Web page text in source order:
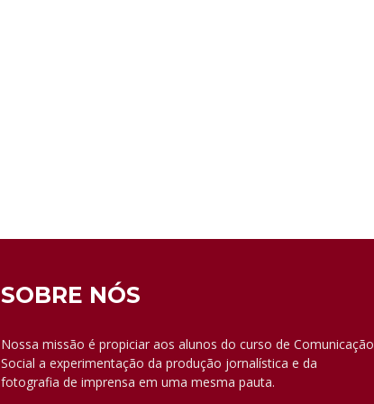
SOBRE NÓS
Nossa missão é propiciar aos alunos do curso de Comunicação
Social a experimentação da produção jornalística e da
fotografia de imprensa em uma mesma pauta.